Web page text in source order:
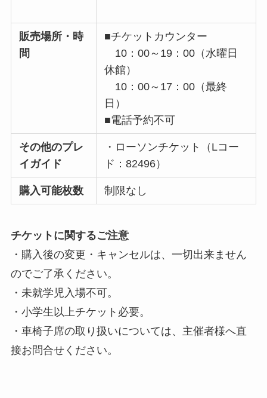
販売場所・時
間
■チケットカウンター
10：00～19：00（水曜日
休館）
10：00～17：00（最終
日）
■電話予約不可
その他のプレ
イガイド
・ローソンチケット（Lコー
ド：82496）
購入可能枚数 制限なし
チケットに関するご注意
・購入後の変更・キャンセルは、一切出来ません
のでご了承ください。
・未就学児入場不可。
・小学生以上チケット必要。
・車椅子席の取り扱いについては、主催者様へ直
接お問合せください。